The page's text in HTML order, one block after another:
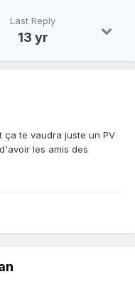
Last Reply
13 yr
ça te vaudra juste un PV
les amis des